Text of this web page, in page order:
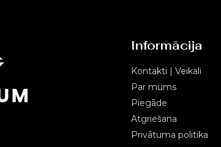
Informācija
Kontakti | Veikali
Par mums
Piegāde
Atgriešana
Privātuma politika